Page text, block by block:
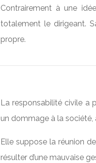
Contrairement à une
totalement le dirigeant.
propre.
La responsabilité civile a
un dommage à la société,
Elle suppose la réunion
résulter d’une mauvaise